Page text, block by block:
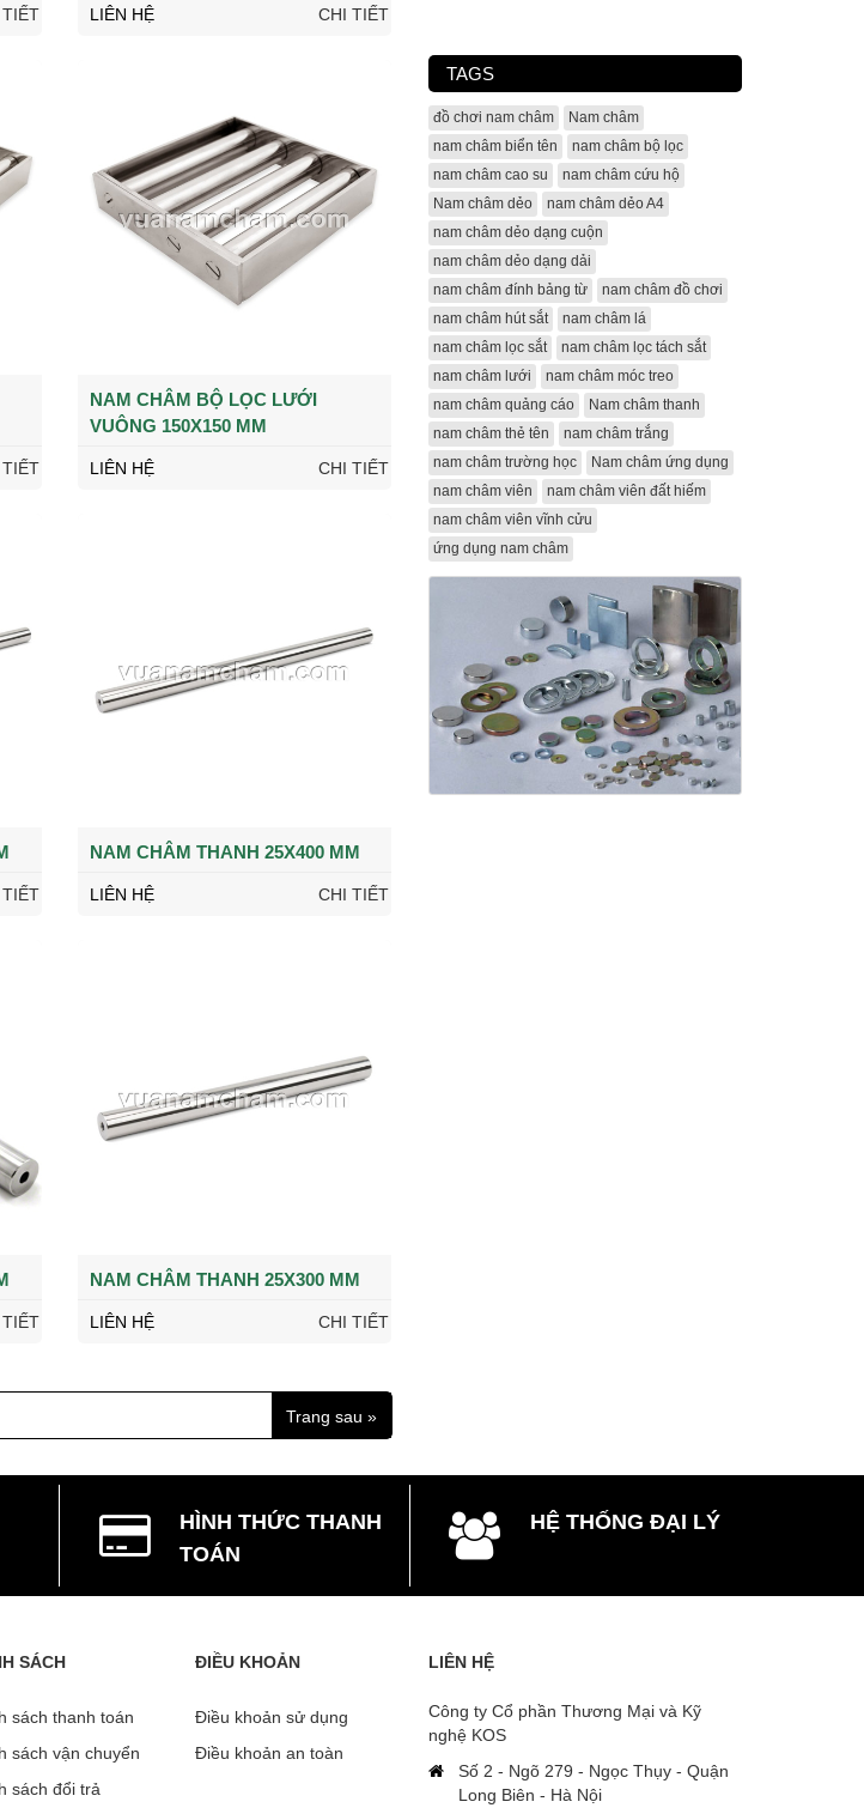
LIÊN HỆ CHI TIẾT
NAM CHÂM BỘ LỌC LƯỚI
VUÔNG 150X150 MM
LIÊN HỆ CHI TIẾT
NAM CHÂM THANH 25X400 MM
LIÊN HỆ CHI TIẾT
NAM CHÂM THANH 25X300 MM
LIÊN HỆ CHI TIẾT
Trang sau »
TAGS
đồ chơi nam châm
Nam châm
nam châm biển tên
nam châm bộ lọc
nam châm cao su
nam châm cứu hộ
Nam châm dẻo
nam châm dẻo A4
nam châm dẻo dạng cuộn
nam châm dẻo dạng dải
nam châm đính bảng từ
nam châm đồ chơi
nam châm hút sắt
nam châm lá
nam châm lọc sắt
nam châm lọc tách sắt
nam châm lưới
nam châm móc treo
nam châm quảng cáo
Nam châm thanh
nam châm thẻ tên
nam châm trắng
nam châm trường học
Nam châm ứng dụng
nam châm viên
nam châm viên đất hiếm
nam châm viên vĩnh cửu
ứng dụng nam châm
HÌNH THỨC THANH
TOÁN
HỆ THỐNG ĐẠI LÝ
SÁCH
sách thanh toán
sách vận chuyển
sách đổi trả
ĐIỀU KHOẢN
Điều khoản sử dụng
Điều khoản an toàn
LIÊN HỆ
Công ty Cổ phần Thương Mại và Kỹ
nghệ KOS
Số 2 - Ngõ 279 - Ngọc Thụy - Quận
Long Biên - Hà Nội